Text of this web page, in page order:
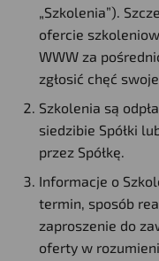
„Szkolenia”).
ofercie
WWW za
zgłosić chęć
Szkolenia są
siedzibie Spółki
przez Spółkę.
Informacje o
termin, sposób
zaproszenie do
oferty w